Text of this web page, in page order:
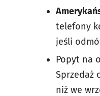
telefony
jeśli
Popyt na
Sprzedaż
niż we